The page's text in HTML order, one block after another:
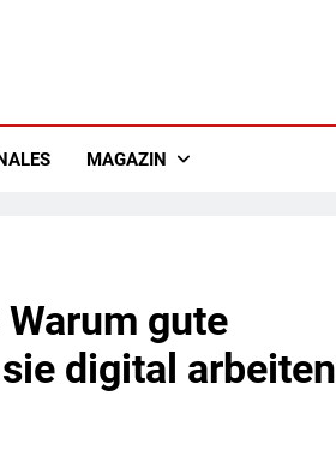
MAGAZIN
gute
digital arbeiten